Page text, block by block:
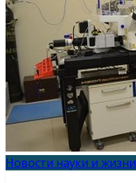
Новости науки и жизни